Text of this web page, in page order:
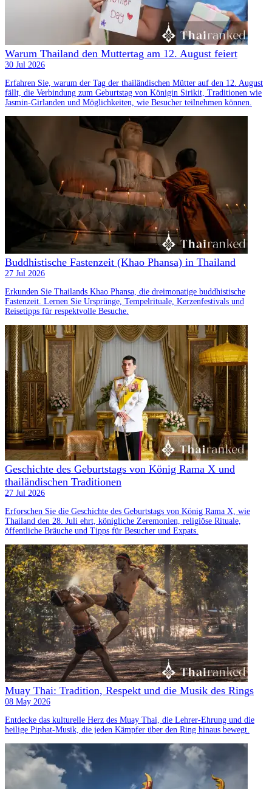
Warum Thailand den Muttertag am 12. August feiert
30 Jul 2026
Erfahren Sie, warum der Tag der thailändischen Mütter auf den 12. August
fällt, die Verbindung zum Geburtstag von Königin Sirikit, Traditionen wie
Jasmin-Girlanden und Möglichkeiten, wie Besucher teilnehmen können.
Buddhistische Fastenzeit (Khao Phansa) in Thailand
27 Jul 2026
Erkunden Sie Thailands Khao Phansa, die dreimonatige buddhistische
Fastenzeit. Lernen Sie Ursprünge, Tempelrituale, Kerzenfestivals und
Reisetipps für respektvolle Besuche.
Geschichte des Geburtstags von König Rama X und
thailändischen Traditionen
27 Jul 2026
Erforschen Sie die Geschichte des Geburtstags von König Rama X, wie
Thailand den 28. Juli ehrt, königliche Zeremonien, religiöse Rituale,
öffentliche Bräuche und Tipps für Besucher und Expats.
Muay Thai: Tradition, Respekt und die Musik des Rings
08 May 2026
Entdecke das kulturelle Herz des Muay Thai, die Lehrer-Ehrung und die
heilige Piphat-Musik, die jeden Kämpfer über den Ring hinaus bewegt.